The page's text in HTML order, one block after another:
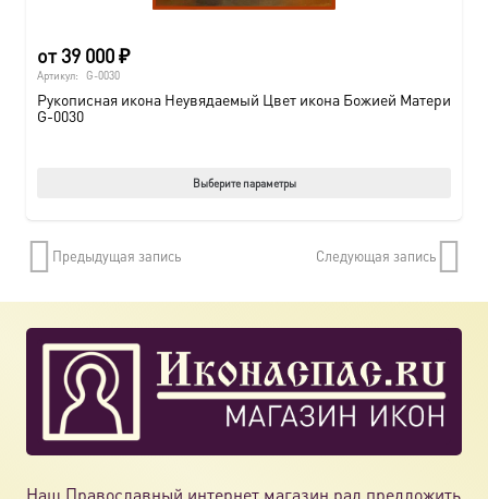
от39 000₽
Артикул: G-0030
Рукописная икона Неувядаемый Цвет икона Божией Матери
G-0030
Выберите параметры
можно
Предыдущая запись Следующая запись
Наш Православный интернет магазин рад предложить